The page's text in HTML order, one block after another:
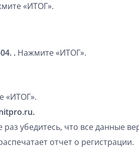
«ИТОГ».
. Нажмите «ИТОГ».
«ИТОГ».
.
убедитесь, что все данные
отчет о регистрации.